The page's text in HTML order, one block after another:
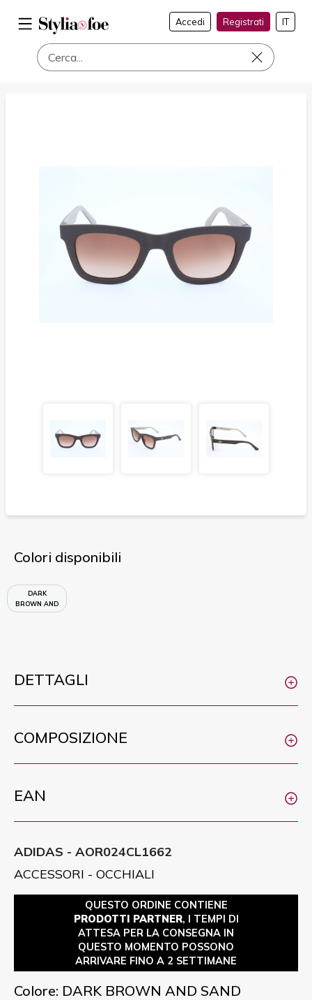
Accedi Registrati IT
Colori disponibili
DARK
BROWN AND
SAND
DETTAGLI
COMPOSIZIONE
EAN
ADIDAS - AOR024CL1662
ACCESSORI - OCCHIALI
QUESTO ORDINE CONTIENE
PRODOTTI PARTNER, I TEMPI DI
ATTESA PER LA CONSEGNA IN
QUESTO MOMENTO POSSONO
ARRIVARE FINO A 2 SETTIMANE
Colore: DARK BROWN AND SAND